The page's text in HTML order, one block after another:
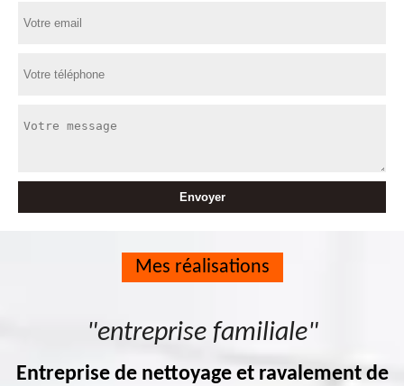
Mes réalisations
"entreprise familiale"
Entreprise de nettoyage et ravalement de